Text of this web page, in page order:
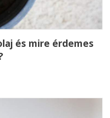
és mire érdemes